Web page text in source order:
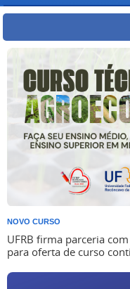
NOVO CURSO
UFRB firma parceria
para oferta de curso